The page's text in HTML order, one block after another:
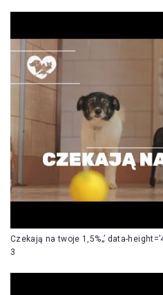
Czekają na twoje 1,5%„’ data-
3